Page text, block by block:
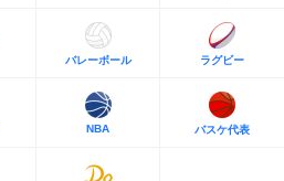
バレーボール ラグビー
NBA バスケ代表